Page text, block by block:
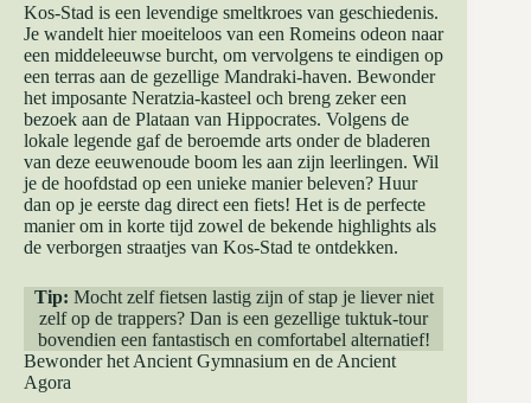
Kos-Stad is een levendige smeltkroes van geschiedenis.
Je wandelt hier moeiteloos van een Romeins odeon naar
een middeleeuwse burcht, om vervolgens te eindigen op
een terras aan de gezellige Mandraki-haven. Bewonder
het imposante Neratzia-kasteel och breng zeker een
bezoek aan de Plataan van Hippocrates. Volgens de
lokale legende gaf de beroemde arts onder de bladeren
van deze eeuwenoude boom les aan zijn leerlingen. Wil
je de hoofdstad op een unieke manier beleven? Huur
dan op je eerste dag direct een fiets! Het is de perfecte
manier om in korte tijd zowel de bekende highlights als
de verborgen straatjes van Kos-Stad te ontdekken.
Tip: Mocht zelf fietsen lastig zijn of stap je liever niet
zelf op de trappers? Dan is een gezellige tuktuk-tour
bovendien een fantastisch en comfortabel alternatief!
Bewonder het Ancient Gymnasium en de Ancient
Agora